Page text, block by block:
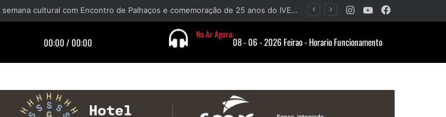
Barbacena recebe fim de semana cultural com Encontro de Palhaços e comemoração de 25 anos do IVERT YouTube
Instagram